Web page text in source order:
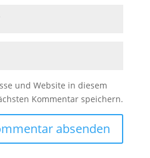
und Website in diesem
Kommentar speichern.